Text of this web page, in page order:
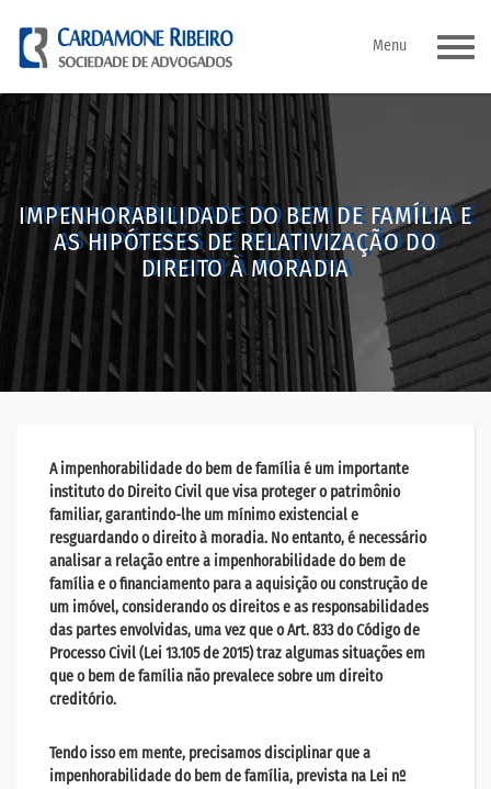
Pular
para
o
conteúdo
Menu
IMPENHORABILIDADE DO BEM DE FAMÍLIA E
AS HIPÓTESES DE RELATIVIZAÇÃO DO
DIREITO À MORADIA
A impenhorabilidade do bem de família é um importante
instituto do Direito Civil que visa proteger o patrimônio
familiar, garantindo-lhe um mínimo existencial e
resguardando o direito à moradia. No entanto, é necessário
analisar a relação entre a impenhorabilidade do bem de
família e o financiamento para a aquisição ou construção de
um imóvel, considerando os direitos e as responsabilidades
das partes envolvidas, uma vez que o Art. 833 do Código de
Processo Civil (Lei 13.105 de 2015) traz algumas situações em
que o bem de família não prevalece sobre um direito
creditório.
Tendo isso em mente, precisamos disciplinar que a
impenhorabilidade do bem de família, prevista na Lei nº